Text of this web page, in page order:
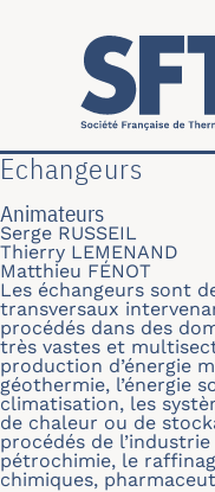
Skip to main content
Echangeurs
Animateurs
Serge RUSSEIL
Thierry LEMENAND
Matthieu FÉNOT
Les échangeurs sont
transversaux
procédés dans des
très vastes et
production d’énergie
géothermie, l’énergie
climatisation, les
de chaleur ou de
procédés de
pétrochimie, le
chimiques,